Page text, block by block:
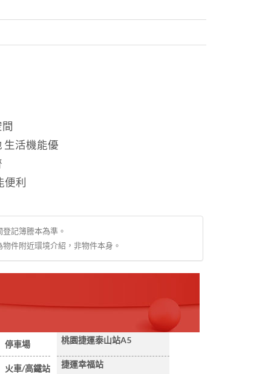
生活機能優
利
記簿謄本為準。
件附近環境介紹，非物件本身。
停車場
火車/高鐵站
桃園捷運泰山站A5
捷運幸福站